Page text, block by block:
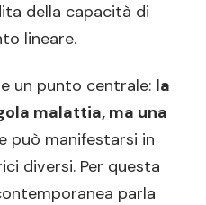
mentale?
più diffuse?
nelle psicosi?
tra psicosi acuta e
della capacità di
lineare.
un punto centrale: la
malattia, ma una
può manifestarsi in
diversi. Per questa
parla